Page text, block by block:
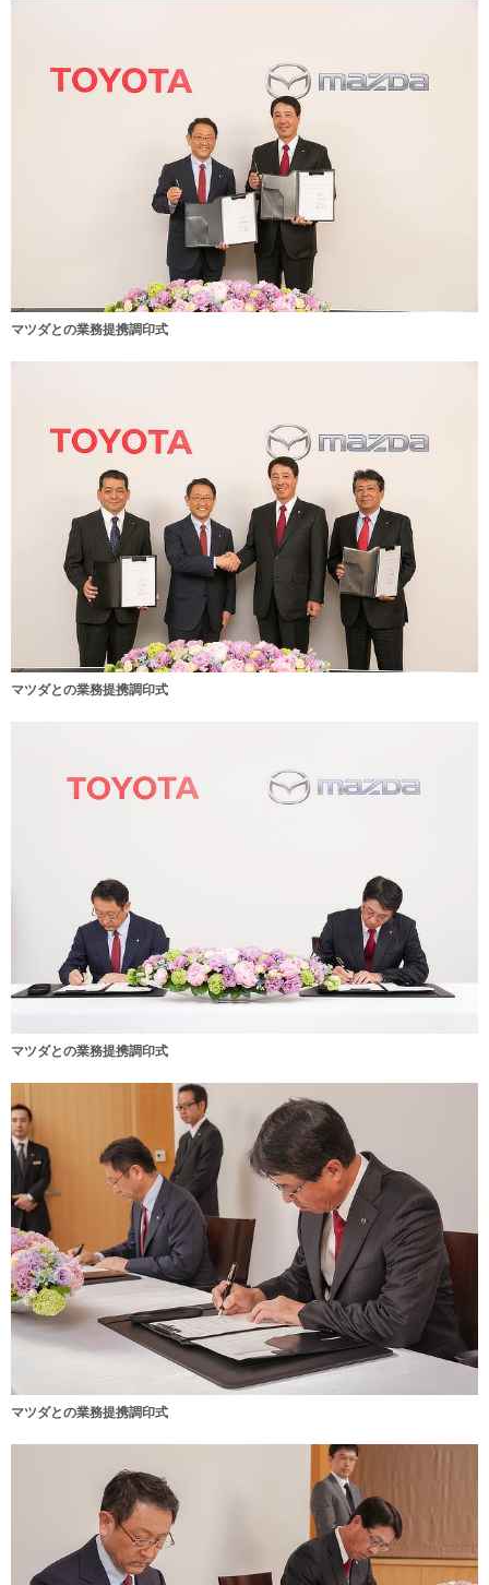
マツダとの業務提携調印式
マツダとの業務提携調印式
マツダとの業務提携調印式
マツダとの業務提携調印式